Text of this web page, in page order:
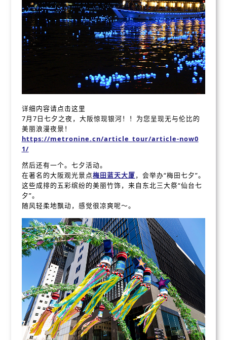
详细内容请点击这里
7月7日七夕之夜，大阪惊现银河！！为您呈现无与伦比的
美丽浪漫夜景！
https://metronine.cn/article_tour/article-now0
1/
然后还有一个。七夕活动。
在著名的大阪观光景点梅田蓝天大厦，会举办“梅田七夕”。
这些成排的五彩缤纷的美丽竹饰，来自东北三大祭“仙台七
夕”。
随风轻柔地飘动，感觉很凉爽呢～。